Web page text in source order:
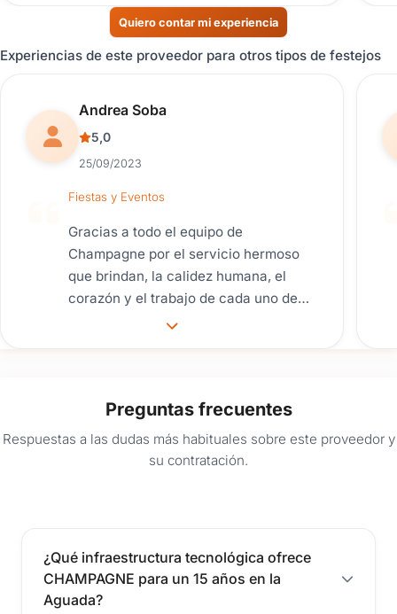
cuidado de cada detalle hizo que tanto
la quinceañera como todos los
invitados pasaran una noche
recomendable.
Quiero contar mi experiencia
Experiencias de este proveedor para otros tipos de festejos
Reseña de usuario.
Andrea Soba
5,0
25/09/2023
Fiestas y Eventos
Gracias a todo el equipo de
Champagne por el servicio hermoso
que brindan, la calidez humana, el
corazón y el trabajo de cada uno de
ustedes en todo el proceso...superó
presentes en cada detalle! Vivimos
una noche mágica!
Preguntas frecuentes
Respuestas a las dudas más habituales sobre este proveedor y
su contratación.
¿Qué infraestructura tecnológica ofrece
CHAMPAGNE para un 15 años en la
Aguada?